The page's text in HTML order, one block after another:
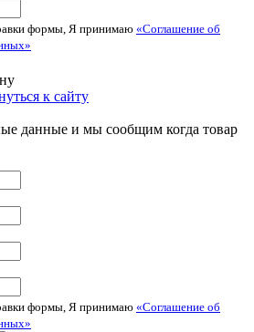
формы, Я принимаю «Соглашение об
к сайту
данные и мы сообщим когда товар
формы, Я принимаю «Соглашение об